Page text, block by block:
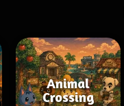
Animal
Crossing